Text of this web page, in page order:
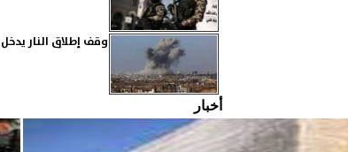
وقف إطلاق النار
أخبار